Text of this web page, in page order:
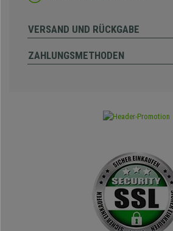
VERSAND UND RÜCKGABE
ZAHLUNGSMETHODEN